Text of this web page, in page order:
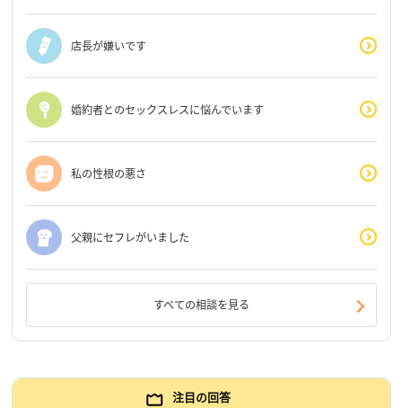
店長が嫌いです
婚約者とのセックスレスに悩んでいます
私の性根の悪さ
父親にセフレがいました
すべての相談を見る
注目の回答